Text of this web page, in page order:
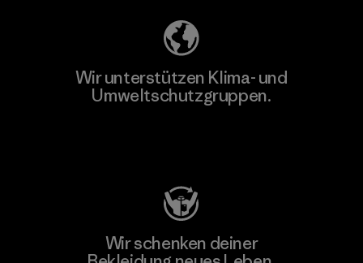
Wir unterstützen Klima- und
Umweltschutzgruppen.
Wir schenken deiner